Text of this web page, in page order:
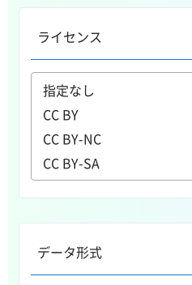
ライセンス
データ形式